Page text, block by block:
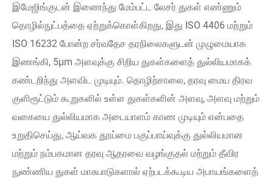
இமேஜிங்குடன் இணைந்து மேம்பட்ட லேசர் துகள் எண்ணும்
தொழில்நுட்பத்தை ஏற்றுக்கொள்கிறது, இது ISO 4406 மற்றும்
ISO 16232 போன்ற சர்வதேச தரநிலைகளுடன் முழுமையாக
இணங்கி, 5μm அளவுக்கு சிறிய துகள்களைத் துல்லியமாகக்
கண்டறிந்து அளவிட முடியும். தொழிற்சாலை, தரவு மைய திரவ
குளிரூட்டும் கூறுகளில் உள்ள துகள்களின் அளவு, அளவு மற்றும்
வகையை துல்லியமாக அடையாளம் காண முடியும் என்பதை
உறுதிசெய்து, ஆய்வக தூய்மை பகுப்பாய்வுக்கு துல்லியமான
மற்றும் நம்பகமான தரவு ஆதரவை வழங்குதல் மற்றும் தீவிர
நுண்ணிய துகள் மாசுபாடுகளால் ஏற்படக்கூடிய அபாயங்களைத்